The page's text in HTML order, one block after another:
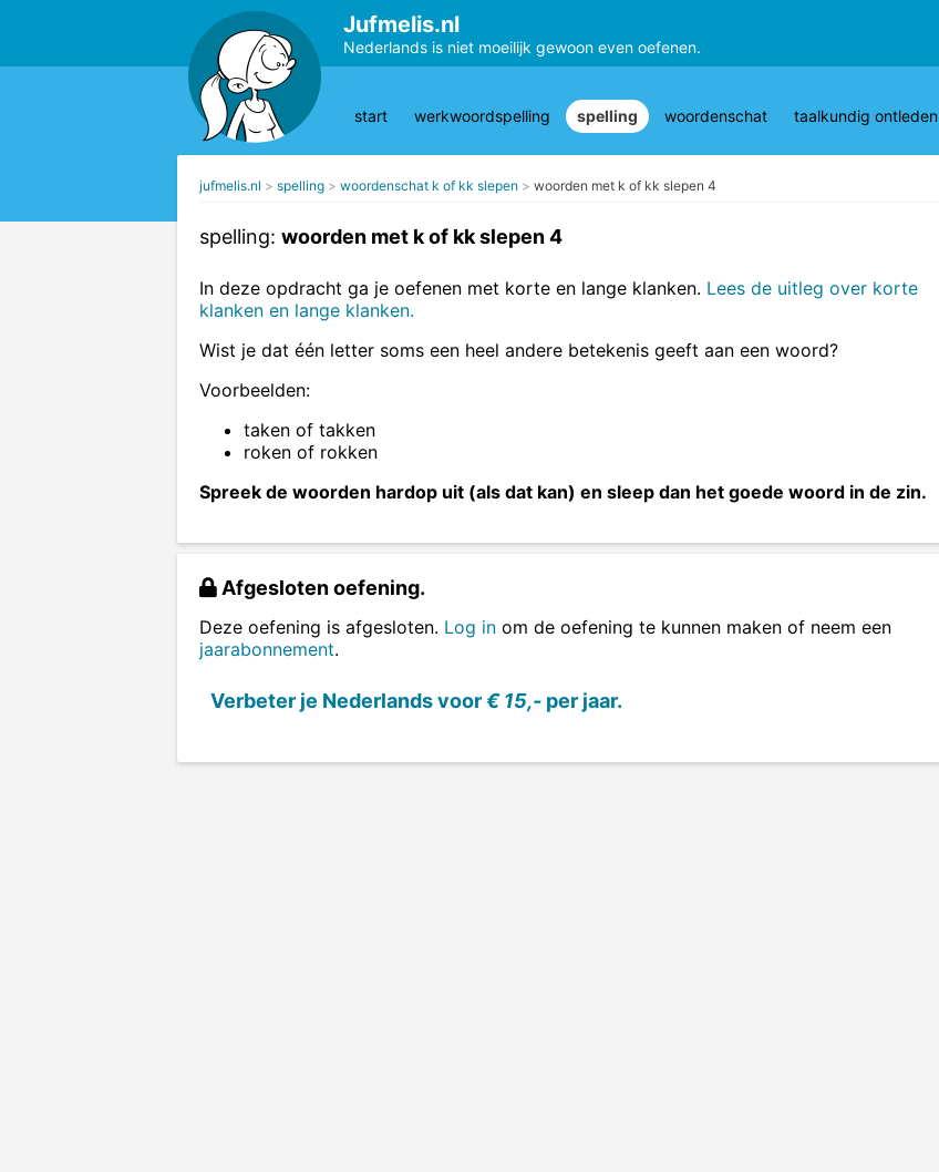
Jufmelis.nl
Nederlands is niet moeilijk gewoon even oefenen.
start werkwoordspelling spelling woordenschat taalkundig ontleden
jufmelis.nl spelling woordenschat k of kk slepen woorden met k of kk slepen 4
spelling: woorden met k of kk slepen 4
In deze opdracht ga je oefenen met korte en lange klanken. Lees de uitleg over korte
klanken en lange klanken.
Wist je dat één letter soms een heel andere betekenis geeft aan een woord?
Voorbeelden:
taken of takken
roken of rokken
Spreek de woorden hardop uit (als dat kan) en sleep dan het goede woord in de zin.
Afgesloten oefening.
Deze oefening is afgesloten. Log in om de oefening te kunnen maken of neem een
jaarabonnement.
Verbeter je Nederlands voor€ 15,- per jaar.